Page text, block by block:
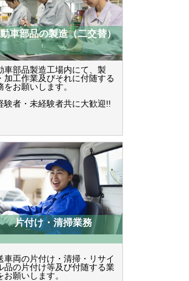
車部品の製造（二交替）
車部品製造工場内にて、製
加工作業及びそれに付随する
をお願いします。
験者・未経験者共に大歓迎!!
片付け・清掃業務
車両の片付け・清掃・リサイ
品の片付け等及び付随する業
お願いします。